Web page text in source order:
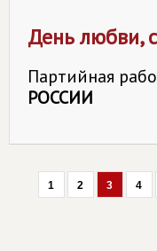
День любви,
Партийная
РОССИИ
1 2 3 4